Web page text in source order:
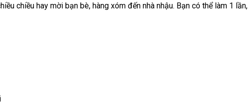
chiều hay mời bạn bè, hàng xóm đến nhà nhậu. Bạn có thể làm 1